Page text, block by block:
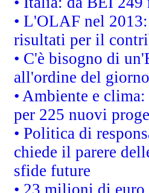
• L'OLAF nel
risultati per il
• C'è bisogno di
all'ordine del
• Ambiente e
per 225 nuovi
• Politica di
chiede il parere
sfide future
• 23 milioni di